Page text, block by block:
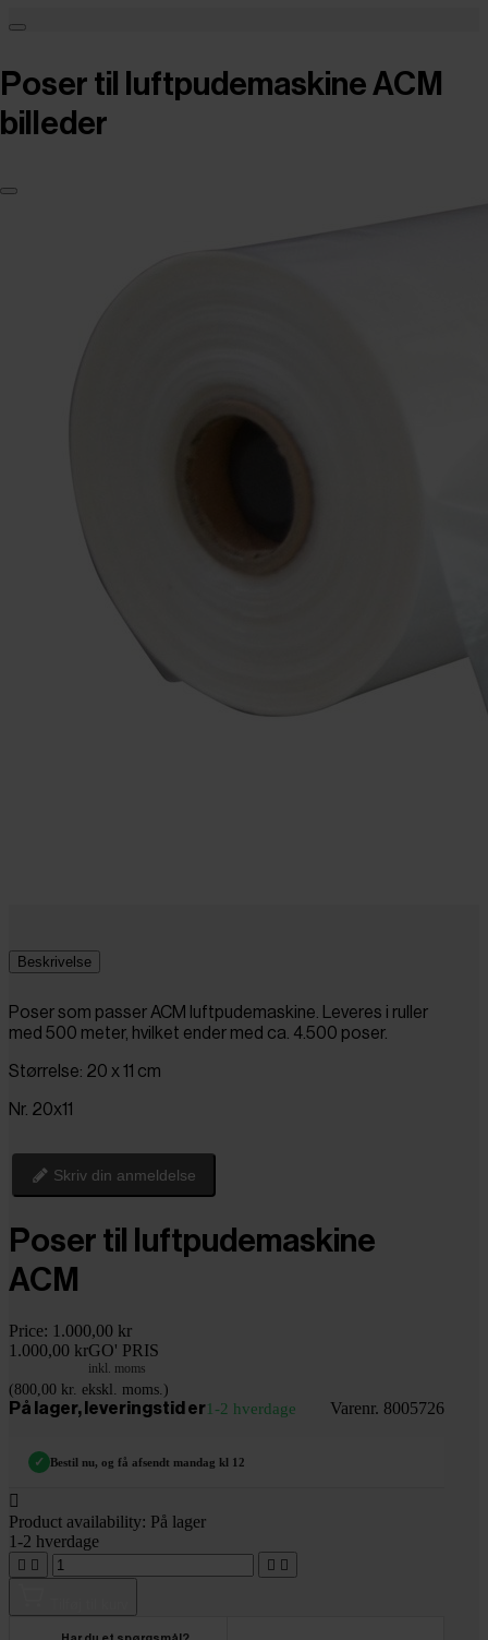
Poser til luftpudemaskine ACM
billeder
Beskrivelse
Poser som passer ACM luftpudemaskine. Leveres i ruller
med 500 meter, hvilket ender med ca. 4.500 poser.
Størrelse: 20 x 11 cm
Nr. 20x11
Skriv din anmeldelse
Poser til luftpudemaskine
ACM
Price: 1.000,00 kr
1.000,00 krGO' PRIS
inkl. moms
(800,00 kr. ekskl. moms.)
På lager, leveringstid er1-2 hverdage Varenr. 8005726
✓ Bestil nu, og få afsendt mandag kl 12

Product availability: På lager
1-2 hverdage
   